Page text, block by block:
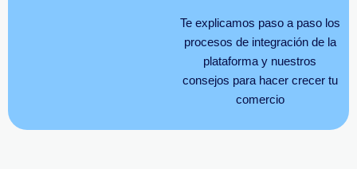
Te explicamos paso a paso los
procesos de integración de la
plataforma y nuestros
consejos para hacer crecer tu
comercio